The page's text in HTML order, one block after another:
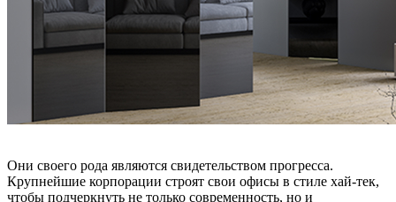
Они своего рода являются свидетельством прогресса.
Крупнейшие корпорации строят свои офисы в стиле хай-тек,
чтобы подчеркнуть не только современность, но и